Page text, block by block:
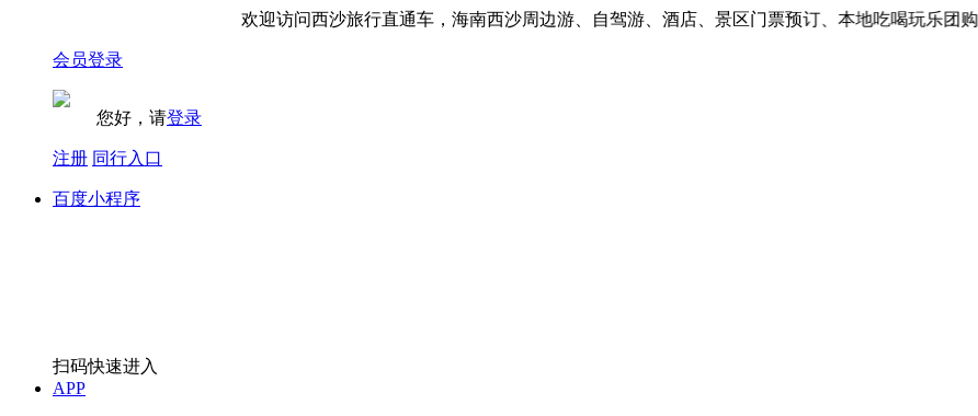
欢迎访问西沙旅行直通车，海南西沙周边游、自驾游、酒店、景区门票预订、本地吃喝玩乐团购。
会员登录
您好，请登录
注册 同行入口
百度小程序
扫码快速进入
APP